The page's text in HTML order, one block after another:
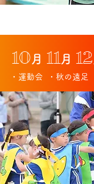
10 月 11 月 12
・運動会 ・秋の遠足